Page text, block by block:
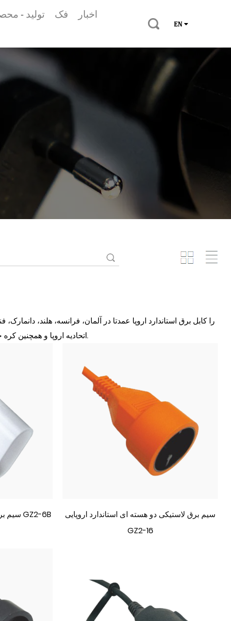
تولید - فک
اخبار
EN
راکابل برق استاندارد اروپا عمدتا در آلمان، فرانسه، هلند،
اتحادیه اروپا و همچنین کره جنوبی، روسیه و سایر کشورها استفاده می شود. با دو شاخه سر گرد مشخص می شود.
سیم برق استاندارد اروپایی دو هسته ای GZ2-6B
سیم برق لاستیکی دو هسته ای استاندارد اروپایی
GZ2-16